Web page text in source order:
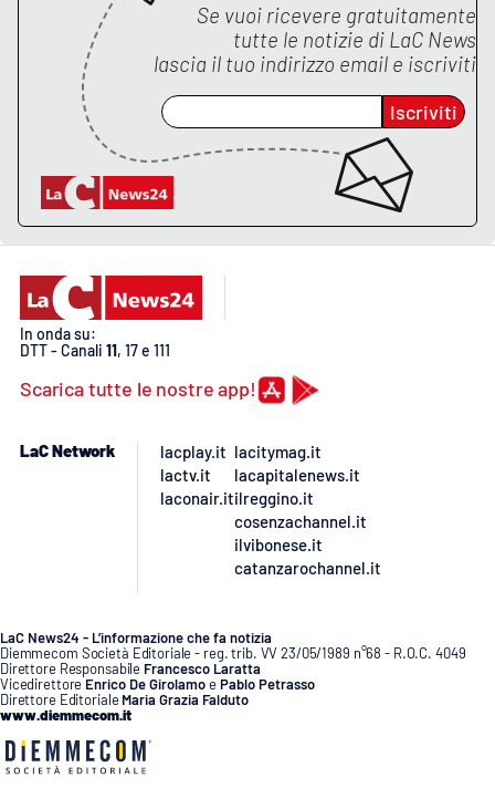
Se vuoi ricevere gratuitamente
tutte le notizie di LaC News
lascia il tuo indirizzo email e iscriviti
Iscriviti
In onda su:
DTT - Canali 11, 17 e 111
Scarica tutte le nostre app!
LaC Network
lacplay.it
lactv.it
laconair.it
lacitymag.it
lacapitalenews.it
ilreggino.it
cosenzachannel.it
ilvibonese.it
catanzarochannel.it
LaC News24 - L’informazione che fa notizia
Diemmecom Società Editoriale - reg. trib. VV 23/05/1989 n°68 - R.O.C. 4049
Direttore Responsabile Francesco Laratta
Vicedirettore Enrico De GirolamoePablo Petrasso
Direttore Editoriale Maria Grazia Falduto
www.diemmecom.it